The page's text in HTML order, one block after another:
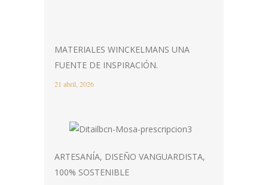
MATERIALES WINCKELMANS UNA
FUENTE DE INSPIRACIÓN.
21 abril, 2026
ARTESANÍA, DISEÑO VANGUARDISTA,
100% SOSTENIBLE